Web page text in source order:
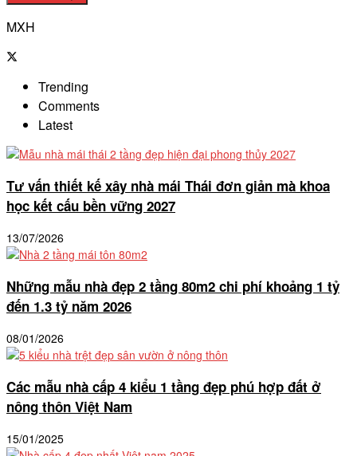
MXH
Trending
Comments
Latest
Tư vấn thiết kế xây nhà mái Thái đơn giản mà khoa
học kết cấu bền vững 2027
13/07/2026
Những mẫu nhà đẹp 2 tầng 80m2 chi phí khoảng 1 tỷ
đến 1.3 tỷ năm 2026
08/01/2026
Các mẫu nhà cấp 4 kiểu 1 tầng đẹp phú hợp đất ở
nông thôn Việt Nam
15/01/2025